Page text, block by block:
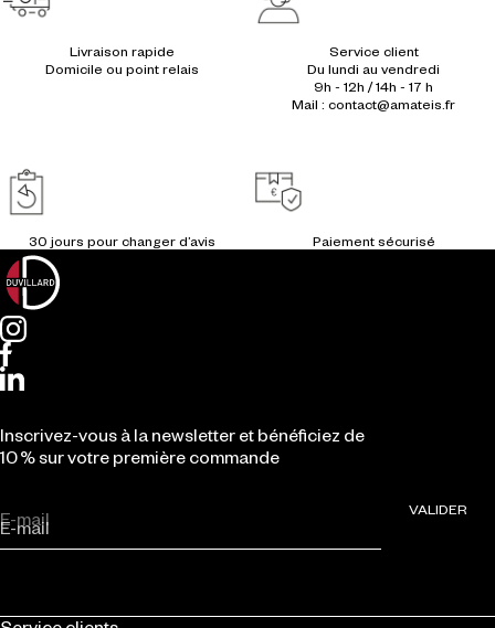
Livraison rapide
Service client
Du lundi au vendredi
9h - 12h / 14h - 17 h
Mail : contact@amateis.fr
Inscrivez-vous à la newsletter et bénéficiez de
10 % sur votre première commande
E-mail
VALIDER